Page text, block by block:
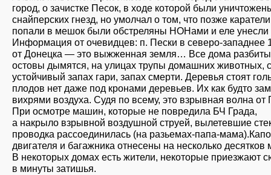
город, о зачистке Песок, в ходе которой были
снайперских гнезд, но умолчал о том, что позже каратели
попали в мешок были обстреляны НОНами и еле унесли
Информация от очевидцев: п. Пески в северо-западнее
от Донецка — это выжженная земля… Все дома
остовы дымятся, на улицах трупы домашних животных,
устойчивый запах гари, запах смерти. Деревья стоят
плодов нет даже под кронами деревьев. Их как будто
вихрями воздуха. Судя по всему, это взрывная волна от
При осмотре машин, которые не повредила БЧ Града,
а накрыло взрывной воздушной струей, вылетевшие
проводка рассоединилась (на разьемах-папа-
двигателя и багажника отнесены на несколько десятков
В некоторых домах есть жители, некоторые приезжают
в минуты затишья.